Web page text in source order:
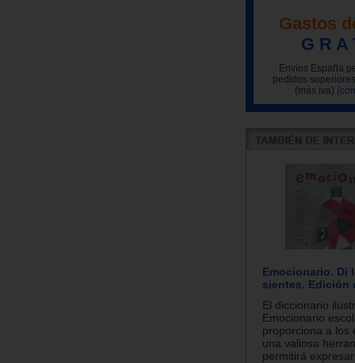
Gastos
G R A
Envíos España
pedidos
(más iva)
Emocionario. Di
sientes. Edición
El diccionario
Emocionario
proporciona a los
una valiosa
permitirá